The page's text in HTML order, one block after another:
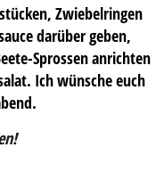
Zwiebelringen
darüber geben,
Sprossen anrichten
Ich wünsche euch